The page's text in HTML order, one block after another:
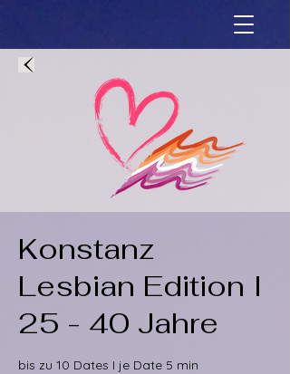
Konstanz
Lesbian Edition I
25 - 40 Jahre
bis zu 10 Dates I je Date 5 min